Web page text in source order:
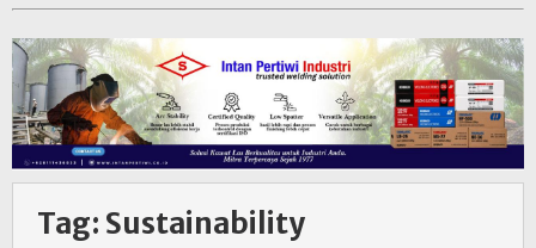
Tag: Sustainability